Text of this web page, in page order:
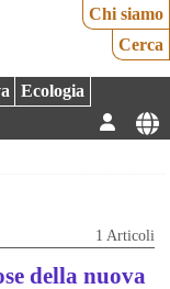
Chi siamo
Cerca
Ecologia
1 Articoli
della nuova